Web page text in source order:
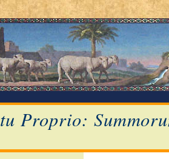
Proprio: